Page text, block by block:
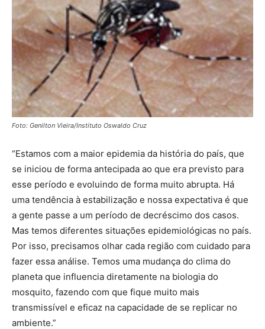
Foto: Genilton Vieira/Instituto Oswaldo Cruz
“Estamos com a maior epidemia da história do país, que
se iniciou de forma antecipada ao que era previsto para
esse período e evoluindo de forma muito abrupta. Há
uma tendência à estabilização e nossa expectativa é que
a gente passe a um período de decréscimo dos casos.
Mas temos diferentes situações epidemiológicas no país.
Por isso, precisamos olhar cada região com cuidado para
fazer essa análise. Temos uma mudança do clima do
planeta que influencia diretamente na biologia do
mosquito, fazendo com que fique muito mais
transmissível e eficaz na capacidade de se replicar no
ambiente.”